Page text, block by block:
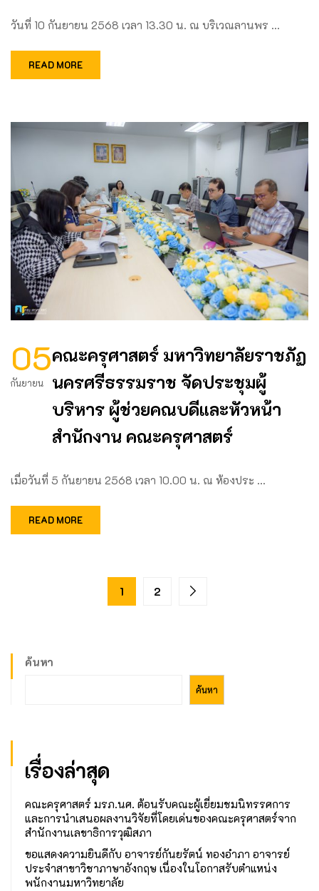
วันที่ 10 กันยายน 2568 เวลา 13.30 น. ณ บริเวณลานพร …
READ MORE
05
กันยายน
คณะครุศาสตร์ มหาวิทยาลัยราชภัฏ
นครศรีธรรมราช จัดประชุมผู้
บริหาร ผู้ช่วยคณบดีและหัวหน้า
สำนักงาน คณะครุศาสตร์
เมื่อวันที่ 5 กันยายน 2568 เวลา 10.00 น. ณ ห้องประ …
READ MORE
1 2
ค้นหา
ค้นหา
เรื่องล่าสุด
คณะครุศาสตร์ มรภ.นศ. ต้อนรับคณะผู้เยี่ยมชมนิทรรศการ
และการนำเสนอผลงานวิจัยที่โดยเด่นของคณะครุศาสตร์จาก
สำนักงานเลขาธิการวุฒิสภา
ขอแสดงความยินดีกับ อาจารย์กันยรัตน์ ทองอำภา อาจารย์
ประจำสาขาวิชาภาษาอังกฤษ เนื่องในโอกาสรับตำแหน่ง
พนักงานมหาวิทยาลัย